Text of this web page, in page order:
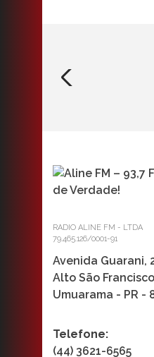
RADIO ALINE FM - LTDA
79.465.126/0001-91
Avenida Guarani,
Alto São Francisco
Umuarama - PR -
Telefone:
(44) 3621-6565